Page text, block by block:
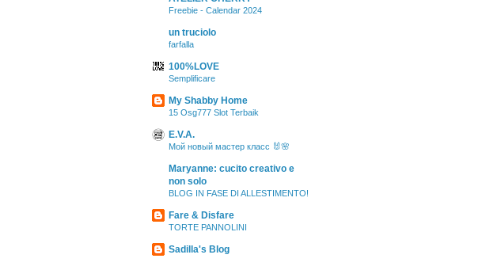
Freebie - Calendar 2024
un truciolo
farfalla
100%LOVE
Semplificare
My Shabby Home
15 Osg777 Slot Terbaik
E.V.A.
Мой новый мастер класс 🐰🌸
Maryanne: cucito creativo e
non solo
BLOG IN FASE DI ALLESTIMENTO!
Fare & Disfare
TORTE PANNOLINI
Sadilla's Blog